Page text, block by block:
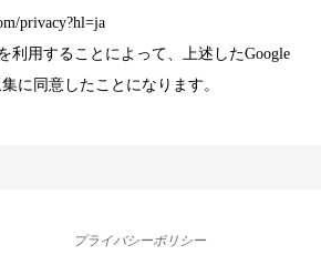
privacy?hl=ja
利用することによって、上述したGoogle
に同意したことになります。
プライバシーポリシー